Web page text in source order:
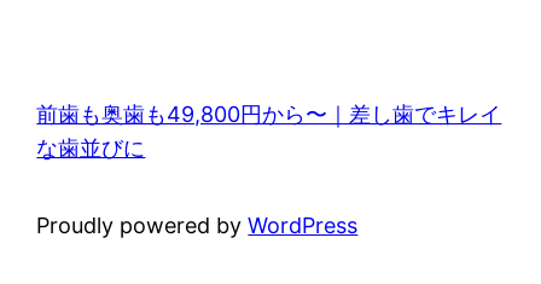
前歯も奥歯も49,800円から〜｜差し歯でキレイ
な歯並びに
Proudly powered byWordPress